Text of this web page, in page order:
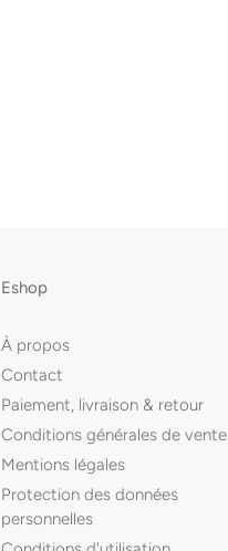
Eshop
À propos
Contact
Paiement, livraison & retour
Conditions générales de vente
Mentions légales
Protection des données
personnelles